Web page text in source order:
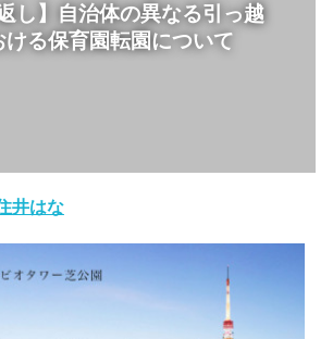
し】自治体の異なる引っ越
ける保育園転園について
井はな